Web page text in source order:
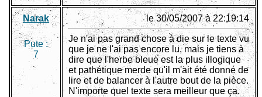
Narak
Pute :
7
le 30/05/2007 à 22:19:14
Je n'ai pas grand chose à die sur le texte vu
que je ne l'ai pas encore lu, mais je tiens à
dire que l'herbe bleue est la plus illogique
et pathétique merde qu'il m'ait été donné de
lire et de balancer à l'autre bout de la pièce.
N'importe quel texte sera meilleur que ça.